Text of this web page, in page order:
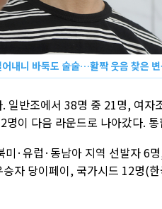
내니 바둑도 술술…활짝 웃음 찾은
일반조에서 38명 중 21명, 여
이 다음 라운드로 나아갔다.
·유럽·동남아 지역 선발자 6
자 당이페이, 국가시드 12명(